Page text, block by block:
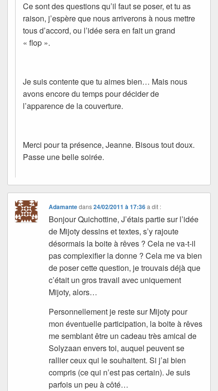
Ce sont des questions qu’il faut se poser, et tu as
raison, j’espère que nous arriverons à nous mettre
tous d’accord, ou l’idée sera en fait un grand
« flop ».
Je suis contente que tu aimes bien… Mais nous
avons encore du temps pour décider de
l’apparence de la couverture.
Merci pour ta présence, Jeanne. Bisous tout doux.
Passe une belle soirée.
Adamantedans24/02/2011 à 17:36 a dit :
Bonjour Quichottine, J’étais partie sur l’idée
de Mijoty dessins et textes, s’y rajoute
désormais la boite à rêves ? Cela ne va-t-il
pas complexifier la donne ? Cela me va bien
de poser cette question, je trouvais déjà que
c’était un gros travail avec uniquement
Mijoty, alors…
Personnellement je reste sur Mijoty pour
mon éventuelle participation, la boite à rêves
me semblant être un cadeau très amical de
Solyzaan envers toi, auquel peuvent se
rallier ceux qui le souhaitent. Si j’ai bien
compris (ce qui n’est pas certain). Je suis
parfois un peu à côté…